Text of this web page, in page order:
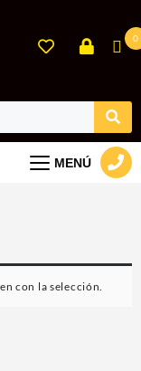
0
MENÚ
con la selección.